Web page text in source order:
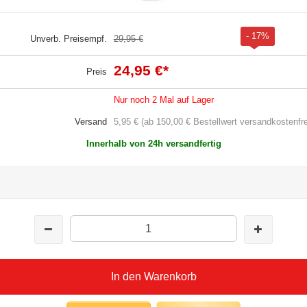
Unverb. Preisempf. 29,95 € - 17%
Preis 24,95 €*
Nur noch 2 Mal auf Lager
Versand 5,95 € (ab 150,00 € Bestellwert
Innerhalb von 24h versandfertig
In den Warenkorb